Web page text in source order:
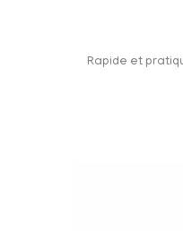
Rapide et